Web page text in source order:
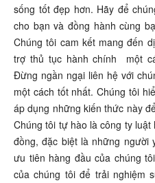
sống tốt đẹp hơn. Hãy để
cho bạn và đồng hành cùng
Chúng tôi cam kết mang đến
trợ thủ tục hành chính
một
Đừng ngần ngại liên hệ với
một cách tốt nhất. Chúng tôi
áp dụng những kiến thức này
Chúng tôi tự hào là công ty
đồng, đặc biệt là những người
ưu tiên hàng đầu của chúng
của chúng tôi để trải nghiệm